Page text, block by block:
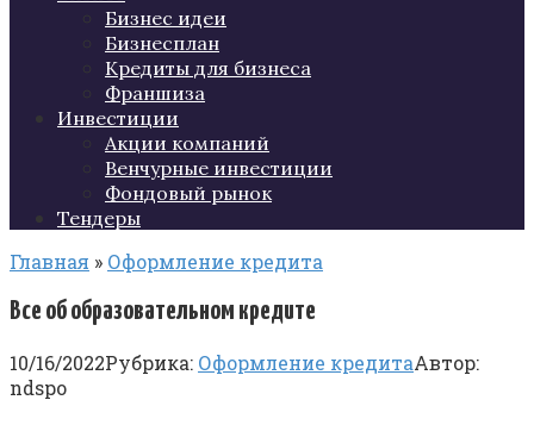
Бизнес идеи
Бизнесплан
Кредиты для бизнеса
Франшиза
Инвестиции
Акции компаний
Венчурные инвестиции
Фондовый рынок
Тендеры
Главная » Оформление кредита
Все об образовательном кредите
10/16/2022Рубрика: Оформление кредитаАвтор:
ndspo